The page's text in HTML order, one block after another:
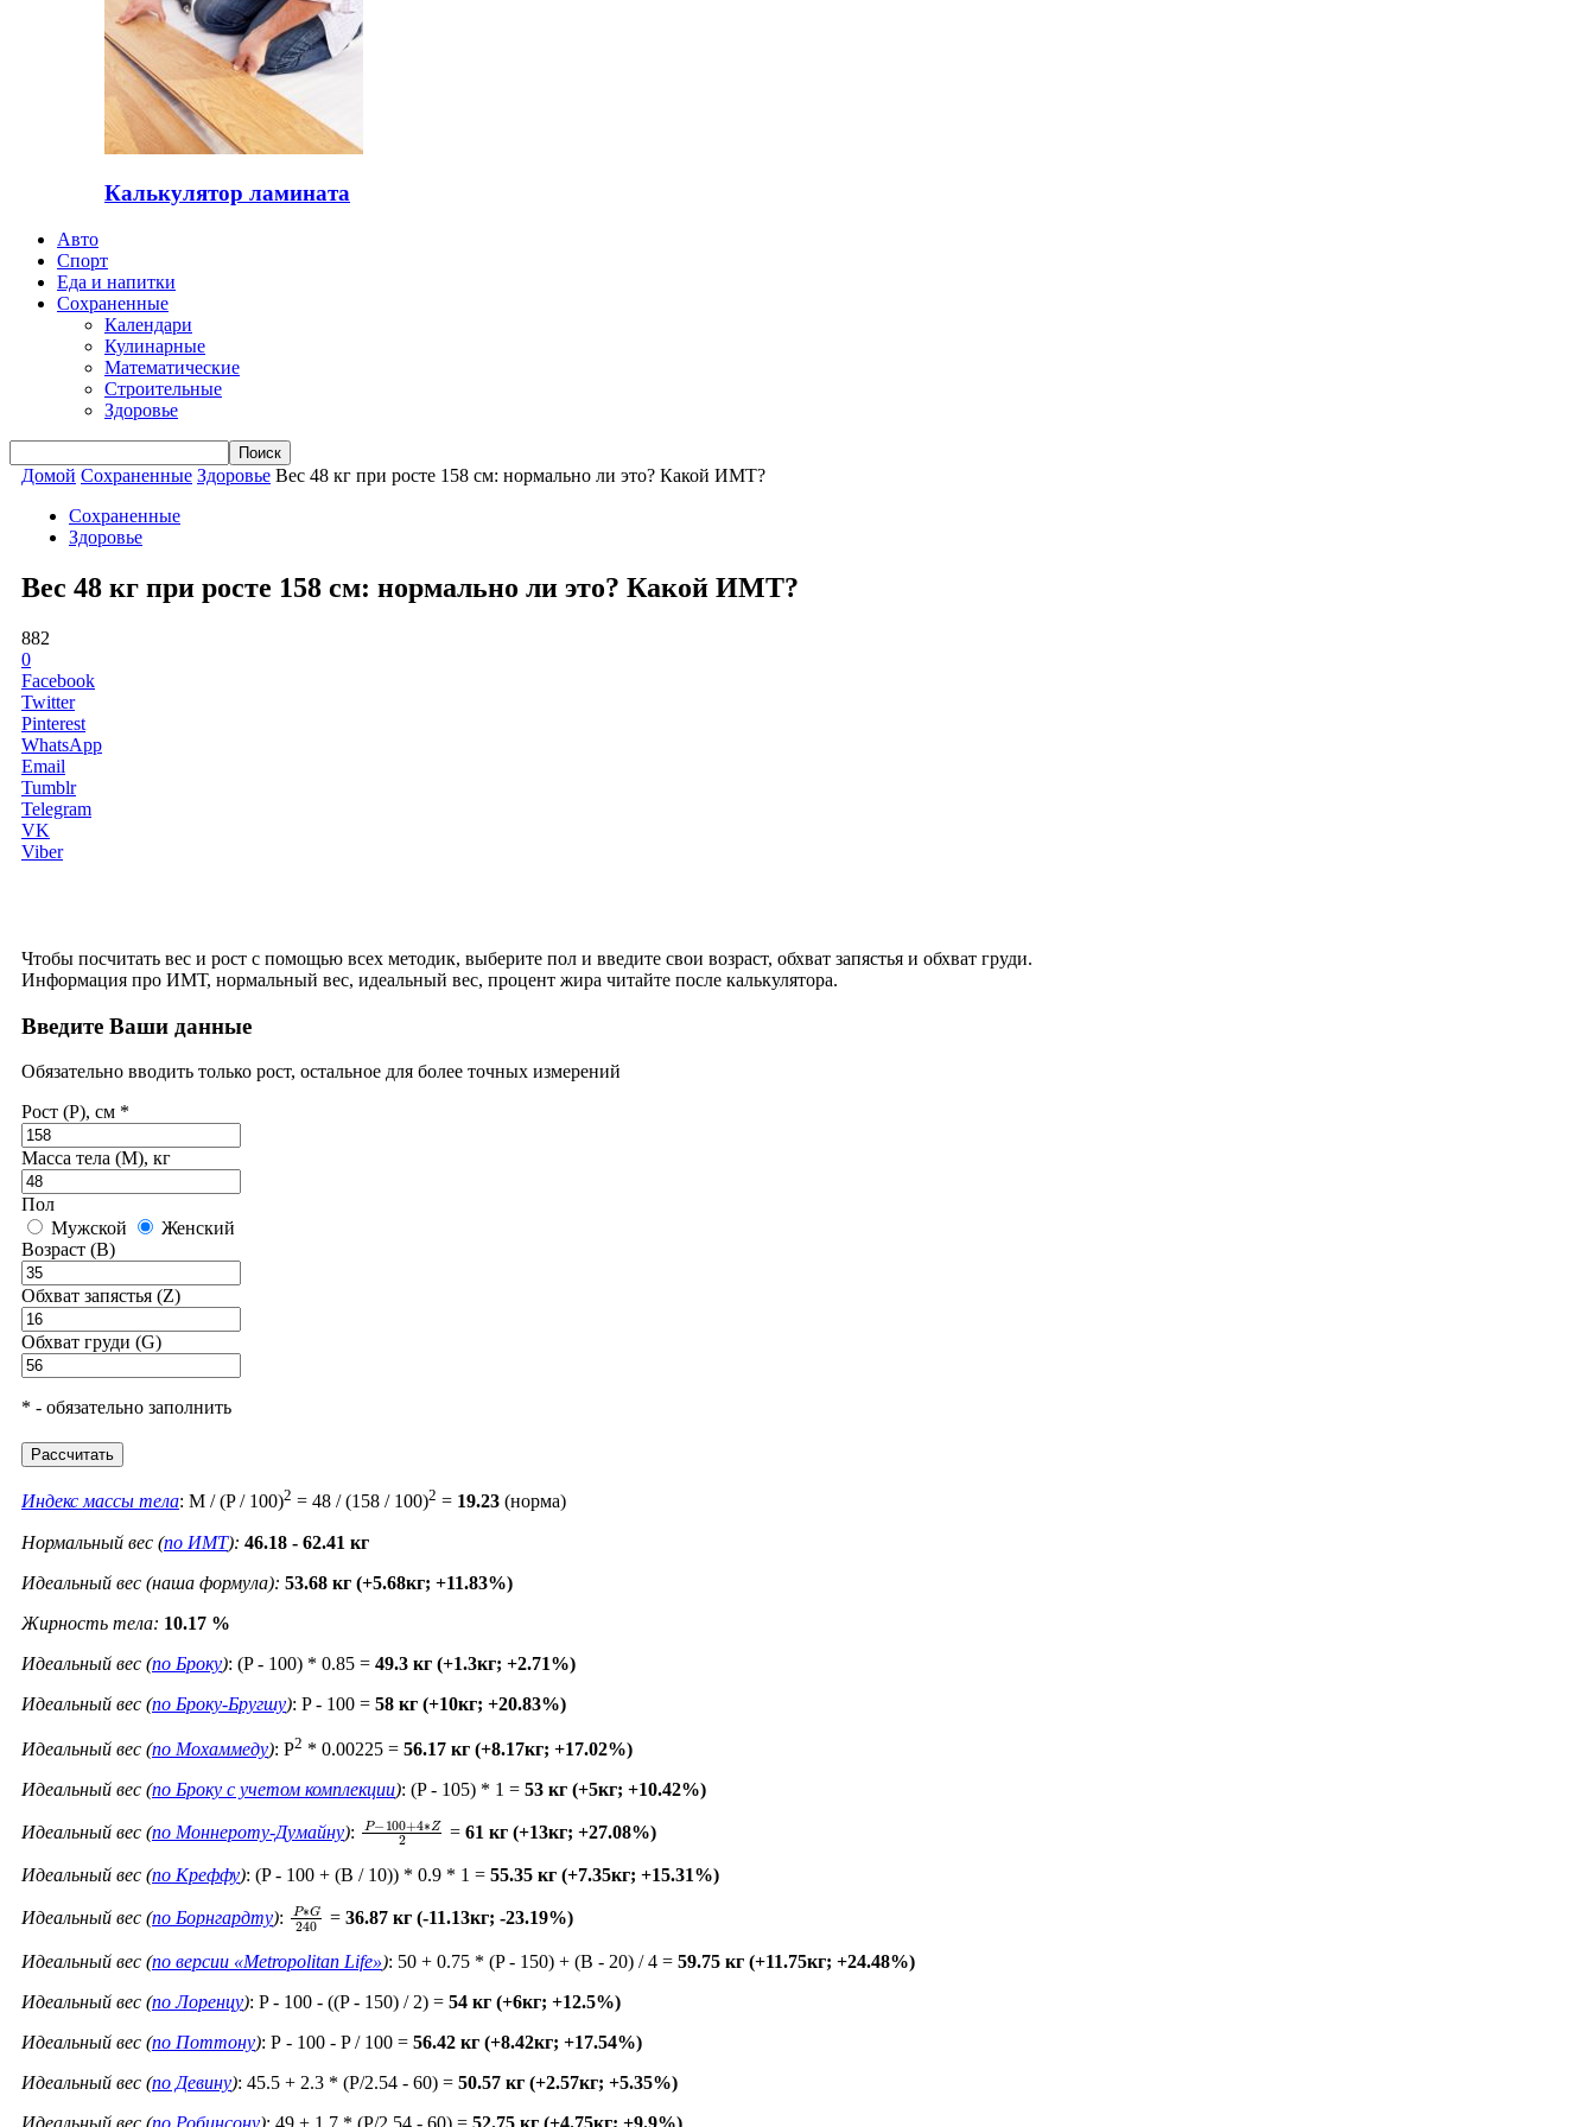
Калькулятор ламината
Авто
Спорт
Еда и напитки
Сохраненные
Календари
Кулинарные
Математические
Строительные
Здоровье
Домой Сохраненные Здоровье Вес 48 кг при росте 158 см: нормально ли это? Какой ИМТ?
Сохраненные
Здоровье
Вес 48 кг при росте 158 см: нормально ли это? Какой ИМТ?
882
0
Facebook
Twitter
Pinterest
WhatsApp
Email
Tumblr
Telegram
VK
Viber
Чтобы посчитать вес и рост с помощью всех методик, выберите пол и введите свои возраст, обхват запястья и обхват груди.
Информация про ИМТ, нормальный вес, идеальный вес, процент жира читайте после калькулятора.
Введите Ваши данные
Обязательно вводить только рост, остальное для более точных измерений
Рост (P), см *
Масса тела (M), кг
Пол
Мужской
Женский
Возраст (B)
Обхват запястья (Z)
Обхват груди (G)
* - обязательно заполнить
Рассчитать
Индекс массы тела: M / (P / 100)2 = 48 / (158 / 100)2 = 19.23 (норма)
Нормальный вес (по ИМТ): 46.18 - 62.41 кг
Идеальный вес (наша формула): 53.68 кг (+5.68кг; +11.83%)
Жирность тела: 10.17 %
Идеальный вес (по Броку): (P - 100) * 0.85 = 49.3 кг (+1.3кг; +2.71%)
Идеальный вес (по Броку-Бругшу): P - 100 = 58 кг (+10кг; +20.83%)
Идеальный вес (по Мохаммеду): P2 * 0.00225 = 56.17 кг (+8.17кг; +17.02%)
Идеальный вес (по Броку c учетом комплекции): (P - 105) * 1 = 53 кг (+5кг; +10.42%)
Идеальный вес (по Моннероту-Думайну): P− 100 +4∗ 2
=61 кг (+13кг; +27.08%)
Идеальный вес (по Креффу): (P - 100 + (B / 10)) * 0.9 * 1 = 55.35 кг (+7.35кг; +15.31%)
Идеальный вес (по Борнгардту): P∗G 240
=36.87 кг (-11.13кг; -23.19%)
Идеальный вес (по версии «Metropolitan Life»): 50 + 0.75 * (P - 150) + (B - 20) / 4 = 59.75 кг (+11.75кг; +24.48%)
Идеальный вес (по Лоренцу): P - 100 - ((P - 150) / 2) = 54 кг (+6кг; +12.5%)
Идеальный вес (по Поттону): Р - 100 - P / 100 = 56.42 кг (+8.42кг; +17.54%)
Идеальный вес (по Девину): 45.5 + 2.3 * (P/2.54 - 60) = 50.57 кг (+2.57кг; +5.35%)